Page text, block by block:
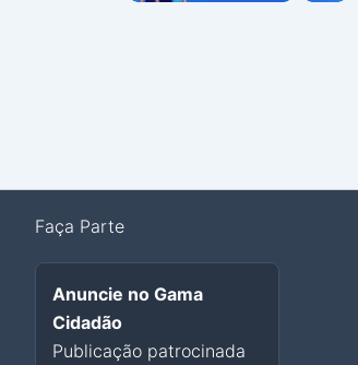
Faça Parte
Anuncie no Gama
Cidadão
Publicação patrocinada